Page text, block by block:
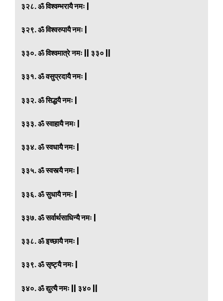
३२८. ॐ विश्वम्भरायै नमः |
३२९. ॐ विश्वरुपायै नमः |
३३०. ॐ विश्वमात्रे नमः || ३३० ||
३३१. ॐ वसुप्रदायै नमः |
३३२. ॐ सिद्धयै नमः |
३३३. ॐ स्वाहायै नमः |
३३४. ॐ स्वधायै नमः |
३३५. ॐ स्वस्त्यै नमः |
३३६. ॐ सुधायै नमः |
३३७. ॐ सर्वार्थसाधिन्यै नमः |
३३८. ॐ इच्छायै नमः |
३३९. ॐ सृष्ट्यै नमः |
३४०. ॐ द्युत्यै नमः || ३४० ||